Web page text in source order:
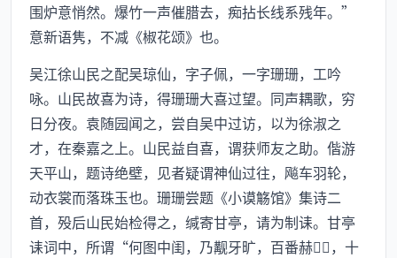
围炉意悄然。爆竹一声催腊去，痴拈长线系残年。”
意新语隽，不减《椒花颂》也。
吴江徐山民之配吴琼仙，字子佩，一字珊珊，工吟
咏。山民故喜为诗，得珊珊大喜过望。同声耦歌，穷
日分夜。袁随园闻之，尝自吴中过访，以为徐淑之
才，在秦嘉之上。山民益自喜，谓获师友之助。偕游
天平山，题诗绝壁，见者疑谓神仙过往，飚车羽轮，
动衣裳而落珠玉也。珊珊尝题《小谟觞馆》集诗二
首，殁后山民始检得之，缄寄甘亭，请为制诔。甘亭
诔词中，所谓“何图中闺，乃觏牙旷，百番赫，十